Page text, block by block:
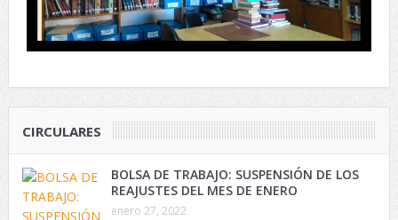
CIRCULARES
BOLSA DE TRABAJO: SUSPENSIÓN DE LOS
REAJUSTES DEL MES DE ENERO
enero 27, 2022